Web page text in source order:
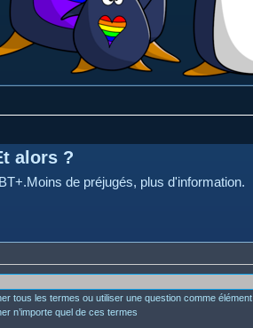
alors ?
de préjugés, plus d'information.
tous les termes ou utiliser une question comme élément
n’importe quel de ces termes